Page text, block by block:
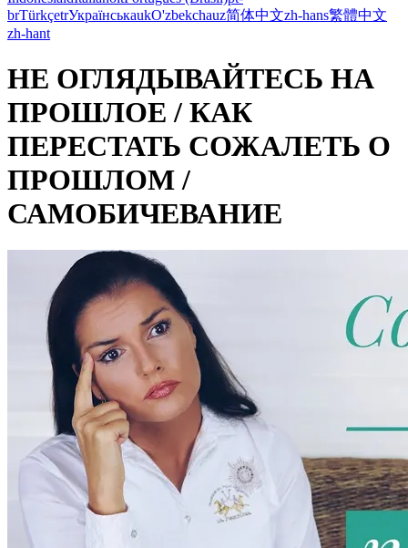
brTürkçetrУкраїнськаukO'zbekchauz简体中文zh-hans繁體中文
zh-hant
НЕ ОГЛЯДЫВАЙТЕСЬ НА
ПРОШЛОЕ / КАК
ПЕРЕСТАТЬ СОЖАЛЕТЬ О
ПРОШЛОМ /
САМОБИЧЕВАНИЕ